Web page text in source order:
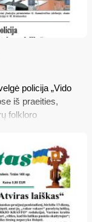
policija „Vido
iš praeities,
folkloro